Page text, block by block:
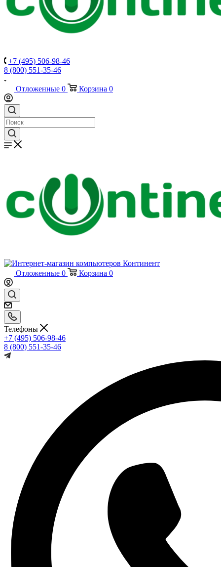
+7 (495) 506-98-46
8 (800) 551-35-46
Отложенные 0 Корзина 0
Отложенные 0 Корзина 0
Телефоны
+7 (495) 506-98-46
8 (800) 551-35-46